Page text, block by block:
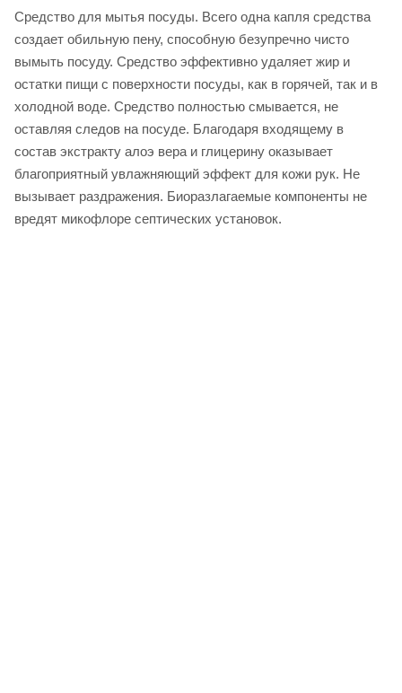
Средство для мытья посуды. Всего одна капля средства
создает обильную пену, способную безупречно чисто
вымыть посуду. Средство эффективно удаляет жир и
остатки пищи с поверхности посуды, как в горячей, так и в
холодной воде. Средство полностью смывается, не
оставляя следов на посуде. Благодаря входящему в
состав экстракту алоэ вера и глицерину оказывает
благоприятный увлажняющий эффект для кожи рук. Не
вызывает раздражения. Биоразлагаемые компоненты не
вредят микофлоре септических установок.